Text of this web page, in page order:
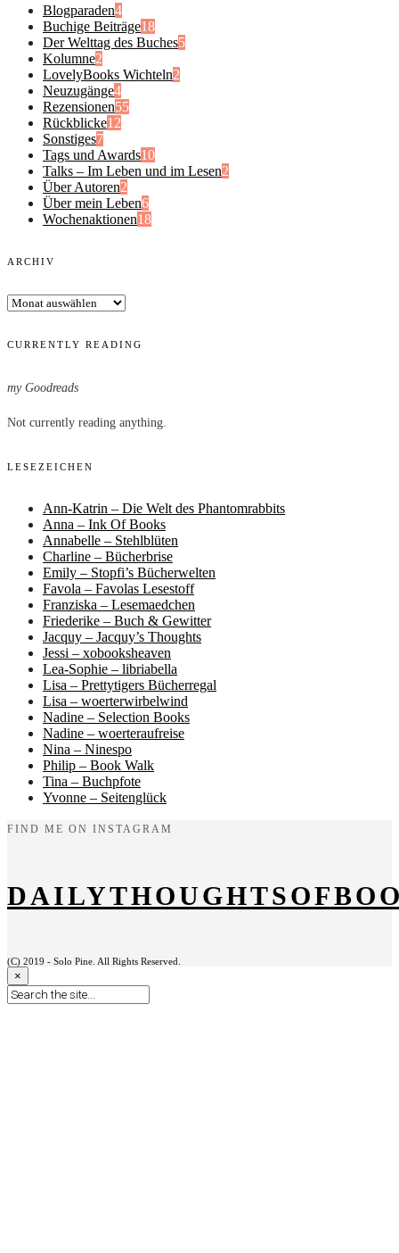
Blogparaden4
Buchige Beiträge18
Der Welttag des Buches5
Kolumne2
LovelyBooks Wichteln2
Neuzugänge4
Rezensionen55
Rückblicke12
Sonstiges7
Tags und Awards10
Talks – Im Leben und im Lesen2
Über Autoren2
Über mein Leben6
Wochenaktionen18
ARCHIV
Archiv
CURRENTLY READING
my Goodreads
Not currently reading anything.
LESEZEICHEN
Ann-Katrin – Die Welt des Phantomrabbits
Anna – Ink Of Books
Annabelle – Stehlblüten
Charline – Bücherbrise
Emily – Stopfi’s Bücherwelten
Favola – Favolas Lesestoff
Franziska – Lesemaedchen
Friederike – Buch & Gewitter
Jacquy – Jacquy’s Thoughts
Jessi – xobooksheaven
Lea-Sophie – libriabella
Lisa – Prettytigers Bücherregal
Lisa – woerterwirbelwind
Nadine – Selection Books
Nadine – woerteraufreise
Nina – Ninespo
Philip – Book Walk
Tina – Buchpfote
Yvonne – Seitenglück
FIND ME ON INSTAGRAM
(C) 2019 - Solo Pine. All Rights Reserved.
×